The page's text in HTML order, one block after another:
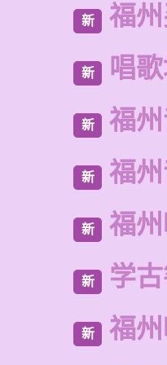
新 福
新 唱
新 福
新 福
新 福
新 学
新 福